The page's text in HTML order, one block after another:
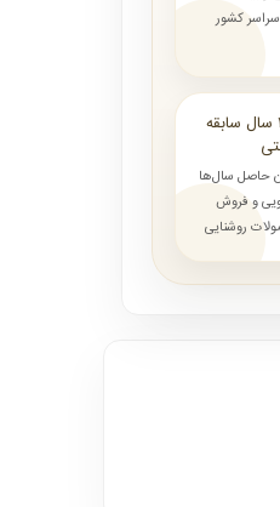
سراسر کشور
با بیش از ۱۰ سال سابقه
حاصل سال‌ها
و فروش
روشنایی